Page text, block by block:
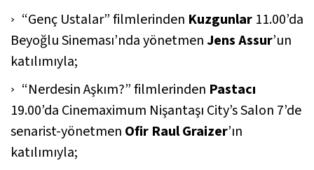
“Genç Ustalar” filmlerinden Kuzgunlar 11.00’da
Beyoğlu Sineması’nda yönetmenJens Assur’un
katılımıyla;
“Nerdesin Aşkım?” filmlerinden Pastacı
19.00’da Cinemaximum Nişantaşı City’s Salon 7’de
senarist-yönetmen Ofir Raul Graizer’ın
katılımıyla;